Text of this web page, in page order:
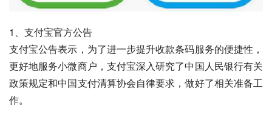
1、支付宝官方公告
支付宝公告表示，为了进一步提升收款条码服务的便捷性，
更好地服务小微商户，支付宝深入研究了中国人民银行有关
政策规定和中国支付清算协会自律要求，做好了相关准备工
作。